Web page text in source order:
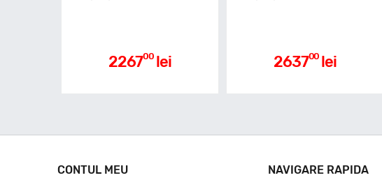
226700 lei 263700 lei
CONTUL MEU NAVIGARE RAPIDA